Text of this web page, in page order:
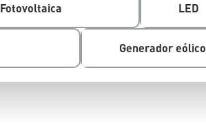
Fotovoltaica LED
Generador eólico